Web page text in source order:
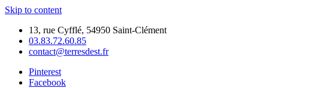
Skip to content
13, rue Cyfflé, 54950 Saint-Clément
03.83.72.60.85
contact@terresdest.fr
Pinterest
Facebook